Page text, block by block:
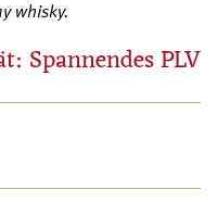
whisky.
Spannendes PLV